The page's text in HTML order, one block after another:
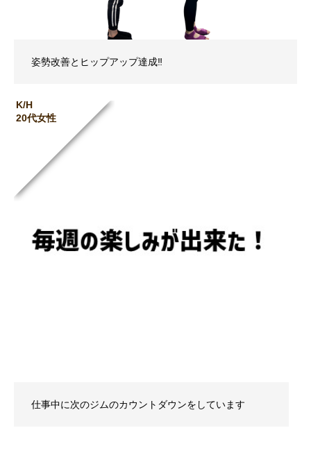
姿勢改善とヒップアップ達成‼︎
K/H
20代女性
仕事中に次のジムのカウントダウンをしています